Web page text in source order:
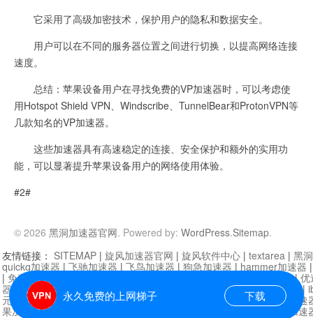
它采用了高级加密技术，保护用户的隐私和数据安全。
用户可以在不同的服务器位置之间进行切换，以提高网络连接
速度。
总结：苹果设备用户在寻找免费的VP加速器时，可以考虑使
用Hotspot Shield VPN、Windscribe、TunnelBear和ProtonVPN等
几款知名的VP加速器。
这些加速器具有高速稳定的连接、安全保护和额外的实用功
能，可以显著提升苹果设备用户的网络使用体验。
#2#
© 2026 黑洞加速器官网. Powered by: WordPress.Sitemap.
永久免费的上网梯子 下载
友情链接： SITEMAP | 旋风加速器官网 | 旋风软件中心 | textarea | 黑
quickq加速器 | 飞驰加速器 | 飞鸟加速器 | 狗急加速器 | hammer加速器
| 免费vqn加速外网 迷雾通|优
器| 快柠檬加速器 |黑洞加速 |falemon 快橙加速器|anycast加速器 |
元机场加速器 |一元机场|老王加速器 | 白石山|
小牛加速
果加速器|黑洞加速
芒果加速